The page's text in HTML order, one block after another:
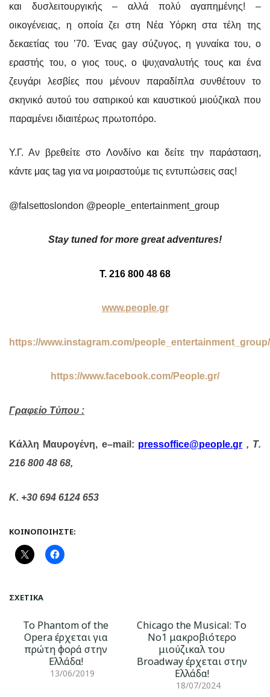
και δυσλειτουργικής – αλλά πολύ αγαπημένης! –
οικογένειας, η οποία ζει στη Νέα Υόρκη στα τέλη της
δεκαετίας του ’70. Ένας gay σύζυγος, η γυναίκα του, ο
εραστής του, ο γιος τους, ο ψυχαναλυτής τους και ένα
ζευγάρι λεσβίες που μένουν παραδίπλα συνθέτουν το
σκηνικό αυτού του σατιρικού και καυστικού μιούζικαλ που
παραμένει ιδιαιτέρως πρωτοπόρο.
Υ.Γ. Αν βρεθείτε στο Λονδίνο και δείτε την παράσταση,
κάντε μας tag για να μοιραστούμε τις εντυπώσεις σας!
@falsettoslondon @people entertainment_ group
Stay tuned for more great adventures!
Τ. 216 800 48 68
www.people.gr
https://www.instagram.com/people_entertainment_group/
https://www.facebook.com/People.gr/
Γραφείο Τύπου :
Κάλλη Μαυρογένη, e–mail : pressoffice@people.gr , T.
216 800 48 68,
Κ. +30 694 6124 653
ΚΟΙΝΟΠΟΙΉΣΤΕ:
ΣΧΕΤΙΚΆ
Το Phantom of the
Opera έρχεται για
πρώτη φορά στην
Ελλάδα!
13/06/2019
Chicago the Musical: Tο
Νο1 μακροβιότερο
μιούζικαλ του
Broadway έρχεται στην
Ελλάδα!
18/07/2024